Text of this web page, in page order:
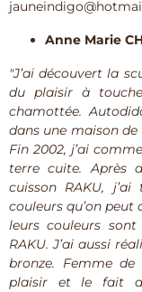
Anne Marie
"J’ai découvert la
du plaisir à
chamottée.
dans une maison
Fin 2002, j’ai
terre cuite. Après
cuisson RAKU,
couleurs qu’on
leurs couleurs
RAKU. J’ai aussi
bronze. Femme
plaisir et le fait